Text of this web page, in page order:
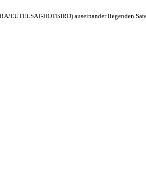
EUTELSAT-HOTBIRD) auseinander liegenden